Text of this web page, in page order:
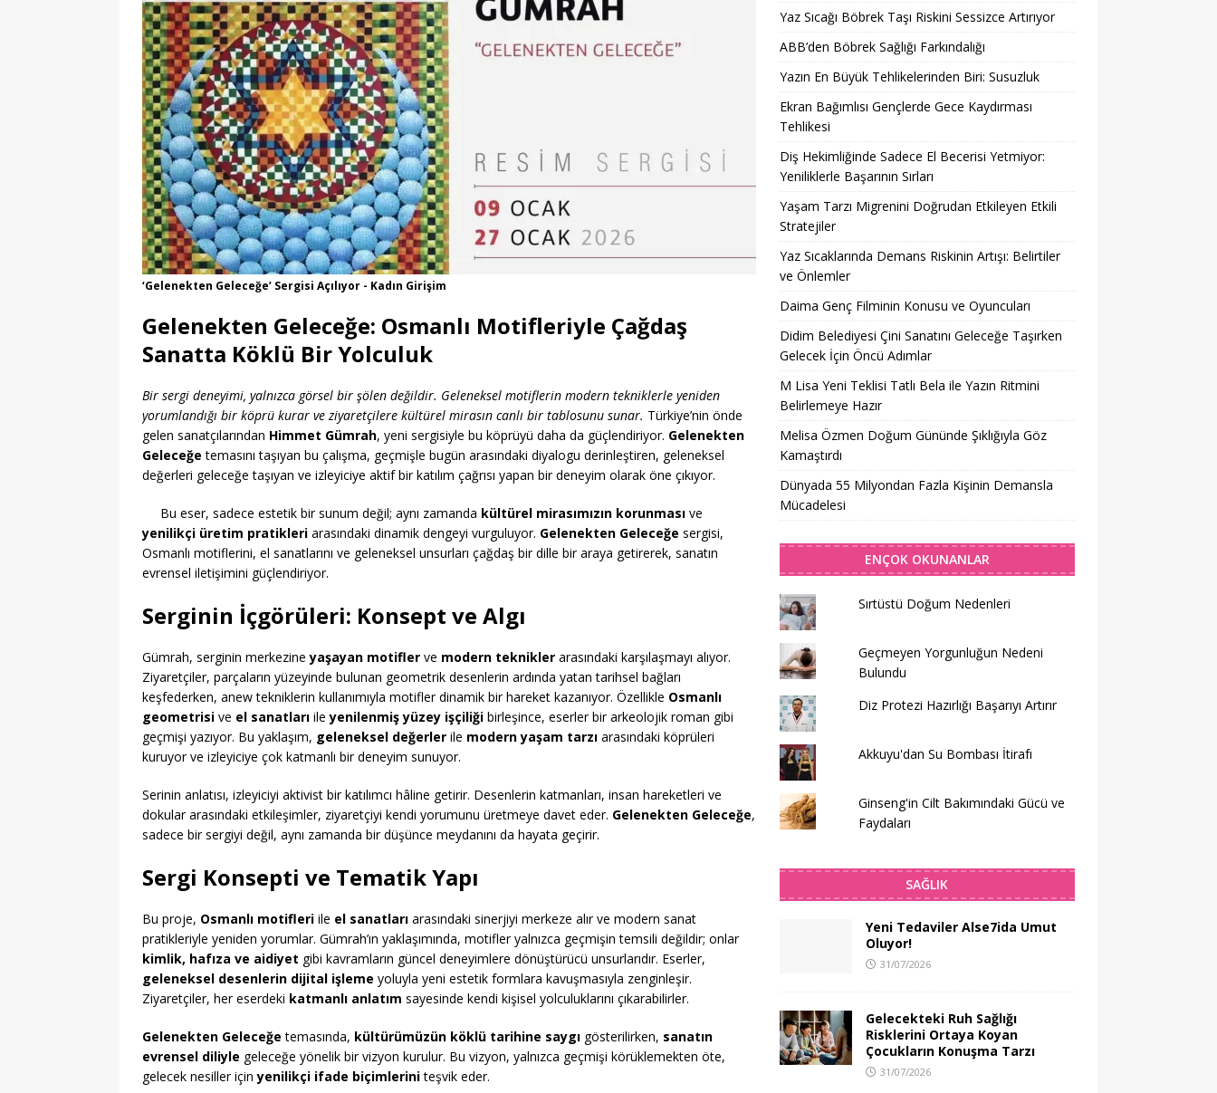
‘Gelenekten Geleceğe’ Sergisi Açılıyor - Kadın Girişim
Gelenekten Geleceğe: Osmanlı Motifleriyle Çağdaş
Sanatta Köklü Bir Yolculuk
Bir sergi deneyimi, yalnızca görsel bir şölen değildir. Geleneksel motiflerin modern tekniklerle yeniden
yorumlandığı bir köprü kurar ve ziyaretçilere kültürel mirasın canlı bir tablosunu sunar. Türkiye’nin önde
gelen sanatçılarından Himmet Gümrah, yeni sergisiyle bu köprüyü daha da güçlendiriyor. Gelenekten
Geleceğe temasını taşıyan bu çalışma, geçmişle bugün arasındaki diyalogu derinleştiren, geleneksel
değerleri geleceğe taşıyan ve izleyiciye aktif bir katılım çağrısı yapan bir deneyim olarak öne çıkıyor.
Bu eser, sadece estetik bir sunum değil; aynı zamanda kültürel mirasımızın korunması ve
yenilikçi üretim pratikleri arasındaki dinamik dengeyi vurguluyor. Gelenekten Geleceğe sergisi,
Osmanlı motiflerini, el sanatlarını ve geleneksel unsurları çağdaş bir dille bir araya getirerek, sanatın
evrensel iletişimini güçlendiriyor.
Serginin İçgörüleri: Konsept ve Algı
Gümrah, serginin merkezineyaşayan motifler ve modern teknikler arasındaki karşılaşmayı alıyor.
Ziyaretçiler, parçaların yüzeyinde bulunan geometrik desenlerin ardında yatan tarihsel bağları
keşfederken, anew tekniklerin kullanımıyla motifler dinamik bir hareket kazanıyor. Özellikle Osmanlı
geometrisi ve el sanatları ileyenilenmiş yüzey işçiliği birleşince, eserler bir arkeolojik roman gibi
geçmişi yazıyor. Bu yaklaşım, geleneksel değerler ile modern yaşam tarzı arasındaki köprüleri
kuruyor ve izleyiciye çok katmanlı bir deneyim sunuyor.
Serinin anlatısı, izleyiciyi aktivist bir katılımcı hâline getirir. Desenlerin katmanları, insan hareketleri ve
dokular arasındaki etkileşimler, ziyaretçiyi kendi yorumunu üretmeye davet eder. Gelenekten Geleceğe,
sadece bir sergiyi değil, aynı zamanda bir düşünce meydanını da hayata geçirir.
Sergi Konsepti ve Tematik Yapı
Bu proje, Osmanlı motifleri ile el sanatları arasındaki sinerjiyi merkeze alır ve modern sanat
pratikleriyle yeniden yorumlar. Gümrah’ın yaklaşımında, motifler yalnızca geçmişin temsili değildir; onlar
kimlik, hafıza ve aidiyet gibi kavramların güncel deneyimlere dönüştürücü unsurlarıdır. Eserler,
geleneksel desenlerin dijital işleme yoluyla yeni estetik formlara kavuşmasıyla zenginleşir.
Ziyaretçiler, her eserdeki katmanlı anlatım sayesinde kendi kişisel yolculuklarını çıkarabilirler.
Gelenekten Geleceğe temasında, kültürümüzün köklü tarihine saygı gösterilirken, sanatın
evrensel diliyle geleceğe yönelik bir vizyon kurulur. Bu vizyon, yalnızca geçmişi körüklemekten öte,
gelecek nesiller içinyenilikçi ifade biçimleriniteşvik eder.
Yaz Sıcağı Böbrek Taşı Riskini Sessizce Artırıyor
ABB’den Böbrek Sağlığı Farkındalığı
Yazın En Büyük Tehlikelerinden Biri: Susuzluk
Ekran Bağımlısı Gençlerde Gece Kaydırması
Tehlikesi
Diş Hekimliğinde Sadece El Becerisi Yetmiyor:
Yeniliklerle Başarının Sırları
Yaşam Tarzı Migrenini Doğrudan Etkileyen Etkili
Stratejiler
Yaz Sıcaklarında Demans Riskinin Artışı: Belirtiler
ve Önlemler
Daima Genç Filminin Konusu ve Oyuncuları
Didim Belediyesi Çini Sanatını Geleceğe Taşırken
Gelecek İçin Öncü Adımlar
M Lisa Yeni Teklisi Tatlı Bela ile Yazın Ritmini
Belirlemeye Hazır
Melisa Özmen Doğum Gününde Şıklığıyla Göz
Kamaştırdı
Dünyada 55 Milyondan Fazla Kişinin Demansla
Mücadelesi
ENÇOK OKUNANLAR
Sırtüstü Doğum Nedenleri
Geçmeyen Yorgunluğun Nedeni
Bulundu
Diz Protezi Hazırlığı Başarıyı Artırır
Akkuyu'dan Su Bombası İtirafı
Ginseng'in Cilt Bakımındaki Gücü ve
Faydaları
SAĞLIK
Yeni Tedaviler Alse7ida Umut
Oluyor!
31/07/2026
Gelecekteki Ruh Sağlığı
Risklerini Ortaya Koyan
Çocukların Konuşma Tarzı
31/07/2026